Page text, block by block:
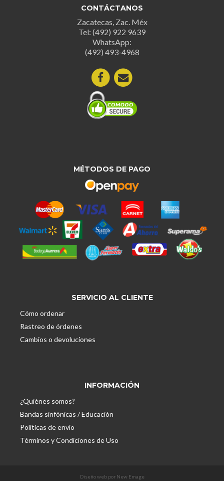
CONTÁCTANOS
Zacatecas, Zac. Méx
Tel: (492) 922 9639
WhatsApp:
(492) 493-4968
MÉTODOS DE PAGO
SERVICIO AL CLIENTE
Cómo ordenar
Rastreo de órdenes
Cambios o devoluciones
INFORMACIÓN
¿Quiénes somos?
Bandas sinfónicas / Educación
Políticas de envío
Términos y Condiciones de Uso
Diseño web por New Emage